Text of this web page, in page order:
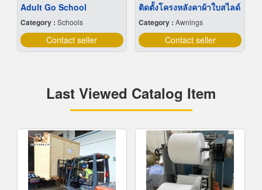
Adult Go School
Category : Schools
Contact seller
ติดตั้งโครงหลังคาผ้าใบสไลด์
Category : Awnings
Contact seller
Last Viewed Catalog Item